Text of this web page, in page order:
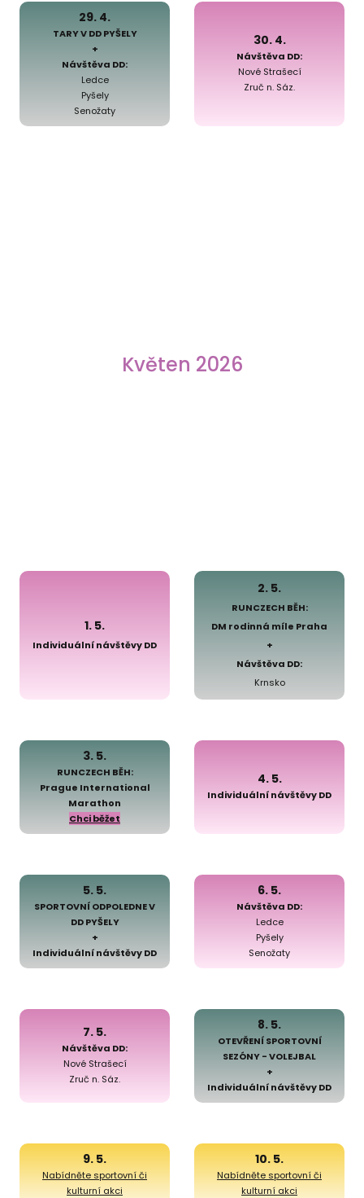
29. 4.
TARY V DD PYŠELY
+
Návštěva DD:
Ledce
Pyšely
Senožaty
30. 4.
Návštěva DD:
Nové Strašecí
Zruč n. Sáz.
Květen 2026
1. 5.
Individuální návštěvy DD
2. 5.
RUNCZECH BĚH:
DM rodinná míle Praha
+
Návštěva DD:
Krnsko
3. 5.
RUNCZECH BĚH:
Prague International
Marathon
Chci běžet
4. 5.
Individuální návštěvy DD
5. 5.
SPORTOVNÍ ODPOLEDNE V
DD PYŠELY
+
Individuální návštěvy DD
6. 5.
Návštěva DD:
Ledce
Pyšely
Senožaty
7. 5.
Návštěva DD:
Nové Strašecí
Zruč n. Sáz.
8. 5.
OTEVŘENÍ SPORTOVNÍ
SEZÓNY - VOLEJBAL
+
Individuální návštěvy DD
9. 5.
Nabídněte sportovní či
kulturní akci
10. 5.
Nabídněte sportovní či
kulturní akci